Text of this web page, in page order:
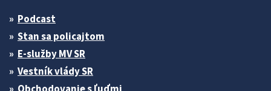
Podcast
Stan sa policajtom
E-služby MV SR
Vestník vlády SR
Obchodovanie s ľuďmi